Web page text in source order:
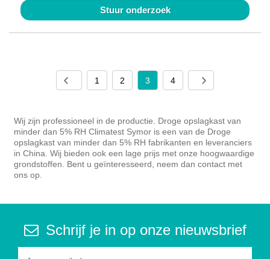
Stuur onderzoek
1 2 3 4
Wij zijn professioneel in de productie. Droge opslagkast van
minder dan 5% RH Climatest Symor is een van de Droge
opslagkast van minder dan 5% RH fabrikanten en leveranciers
in China. Wij bieden ook een lage prijs met onze hoogwaardige
grondstoffen. Bent u geïnteresseerd, neem dan contact met
ons op.
Schrijf je in op onze nieuwsbrief